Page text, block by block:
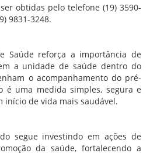
obtidas pelo telefone (19) 3590-
9831-3248.
Saúde reforça a importância de
a unidade de saúde dentro do
o acompanhamento do pré-
é uma medida simples, segura e
início de vida mais saudável.
segue investindo em ações de
da saúde, fortalecendo a